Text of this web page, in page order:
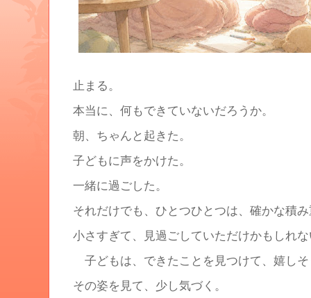
止まる。
本当に、何もできていないだろうか。
朝、ちゃんと起きた。
子どもに声をかけた。
一緒に過ごした。
それだけでも、ひとつひとつは、確かな積
小さすぎて、見過ごしていただけかもしれ
子どもは、できたことを見つけて、嬉し
その姿を見て、少し気づく。